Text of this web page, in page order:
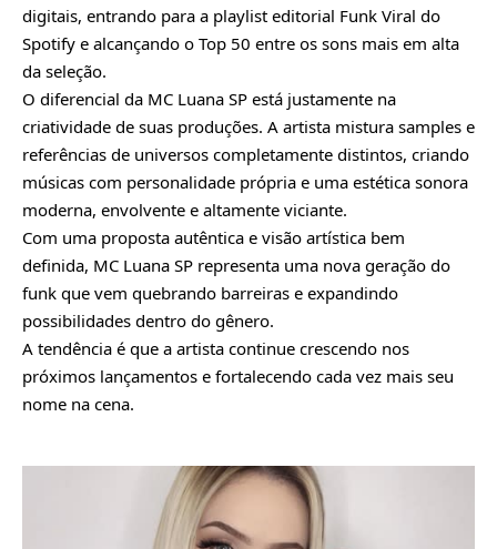
digitais, entrando para a playlist editorial Funk Viral do
Spotify e alcançando o Top 50 entre os sons mais em alta
da seleção.
O diferencial da MC Luana SP está justamente na
criatividade de suas produções. A artista mistura samples e
referências de universos completamente distintos, criando
músicas com personalidade própria e uma estética sonora
moderna, envolvente e altamente viciante.
Com uma proposta autêntica e visão artística bem
definida, MC Luana SP representa uma nova geração do
funk que vem quebrando barreiras e expandindo
possibilidades dentro do gênero.
A tendência é que a artista continue crescendo nos
próximos lançamentos e fortalecendo cada vez mais seu
nome na cena.